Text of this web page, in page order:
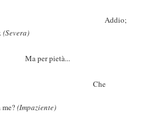
(Severa)
pietà...
(Impaziente)